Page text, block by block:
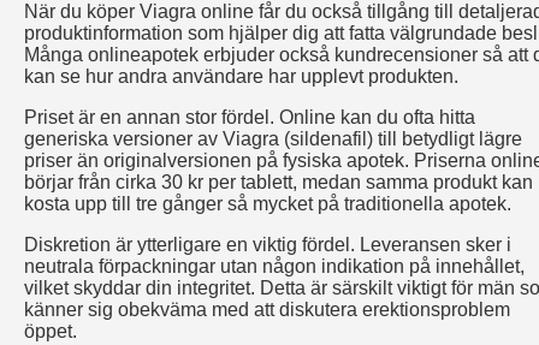
När du köper Viagra online får du också tillgång till
produktinformation som hjälper dig att fatta välgrundade
Många onlineapotek erbjuder också kundrecensioner så att
kan se hur andra användare har upplevt produkten.
Priset är en annan stor fördel. Online kan du ofta hitta
generiska versioner av Viagra (sildenafil) till betydligt lägre
priser än originalversionen på fysiska apotek. Priserna
börjar från cirka 30 kr per tablett, medan samma produkt kan
kosta upp till tre gånger så mycket på traditionella apotek.
Diskretion är ytterligare en viktig fördel. Leveransen sker i
neutrala förpackningar utan någon indikation på innehållet,
vilket skyddar din integritet. Detta är särskilt viktigt för män
känner sig obekväma med att diskutera erektionsproblem
öppet.